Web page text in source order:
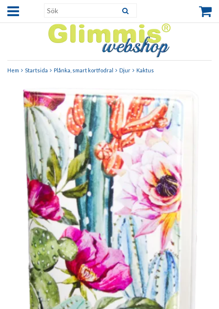
Hem Startsida Plånka, smart kortfodral Djur Kaktus